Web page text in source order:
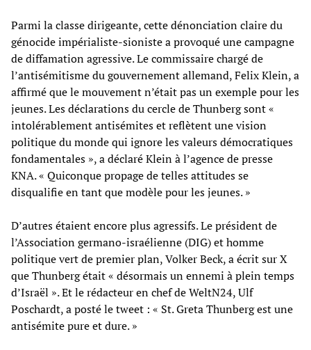
Parmi la classe dirigeante, cette dénonciation claire du
génocide impérialiste-sioniste a provoqué une campagne
de diffamation agressive. Le commissaire chargé de
l’antisémitisme du gouvernement allemand, Felix Klein, a
affirmé que le mouvement n’était pas un exemple pour les
jeunes. Les déclarations du cercle de Thunberg sont «
intolérablement antisémites et reflètent une vision
politique du monde qui ignore les valeurs démocratiques
fondamentales », a déclaré Klein à l’agence de presse
KNA. « Quiconque propage de telles attitudes se
disqualifie en tant que modèle pour les jeunes. »
D’autres étaient encore plus agressifs. Le président de
l’Association germano-israélienne (DIG) et homme
politique vert de premier plan, Volker Beck, a écrit sur X
que Thunberg était « désormais un ennemi à plein temps
d’Israël ». Et le rédacteur en chef de WeltN24, Ulf
Poschardt, a posté le tweet : « St. Greta Thunberg est une
antisémite pure et dure. »